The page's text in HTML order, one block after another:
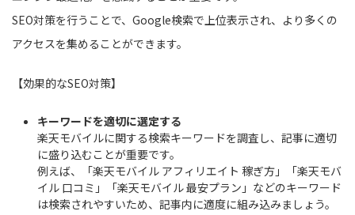
SEO対策を行うことで、Google検索で上位表示され、より多くの
アクセスを集めることができます。
【効果的なSEO対策】
キーワードを適切に選定する
楽天モバイルに関する検索キーワードを調査し、記事に適切
に盛り込むことが重要です。
例えば、「楽天モバイル アフィリエイト 稼ぎ方」「楽天モバ
イル 口コミ」「楽天モバイル 最安プラン」などのキーワード
は検索されやすいため、記事内に適度に組み込みましょう。